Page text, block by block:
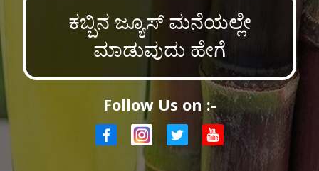
ಕಬ್ಬಿನ ಜ್ಯೂಸ್ ಮನೆಯಲ್ಲೇ
ಮಾಡುವುದು ಹೇಗೆ
Follow Us on :-